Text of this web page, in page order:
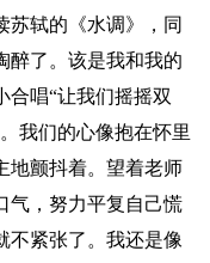
苏轼的《水调》，同
醉了。该是我和我的
合唱“让我们摇摇双
我们的心像抱在怀里
地颤抖着。望着老师
气，努力平复自己慌
不紧张了。我还是像